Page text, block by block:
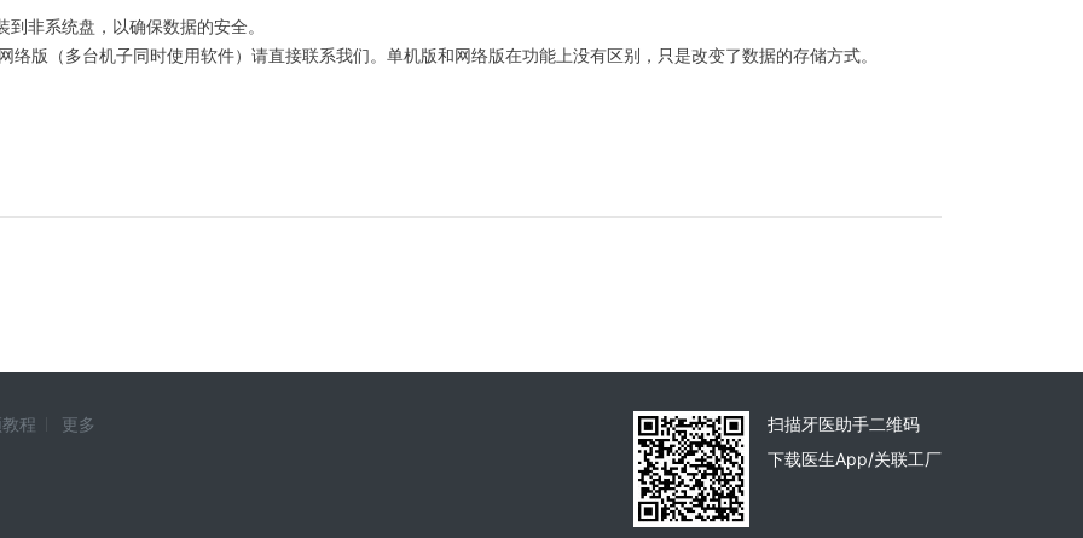
非系统盘，以确保数据的安全。
版（多台机子同时使用软件）请直接联系我们。单机版和网络版在功能上没有区别，只是改变了数据的存储方式。
程
更多
扫描牙医助手二维码
下载医生App/关联工厂